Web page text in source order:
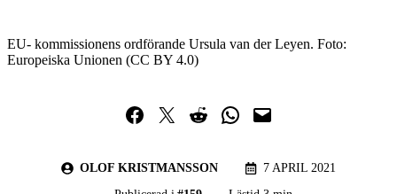
EU- kommissionens ordförande Ursula van der Leyen. Foto:
Europeiska Unionen (CC BY 4.0)
Dela på Facebook
Dela på TwitterDela på RedditDela i WhatsApp
Maila en länk
OLOF KRISTMANSSON
7 APRIL 2021